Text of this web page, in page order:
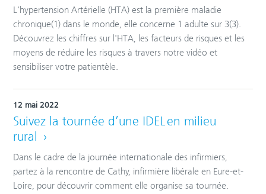
L'hypertension Artérielle (HTA) est la première maladie
chronique(1) dans le monde, elle concerne 1 adulte sur 3(3).
Découvrez les chiffres sur l'HTA, les facteurs de risques et les
moyens de réduire les risques à travers notre vidéo et
sensibiliser votre patientèle.
12 mai 2022
Suivez la tournée d’une IDEL en milieu
rural
Dans le cadre de la journée internationale des infirmiers,
partez à la rencontre de Cathy, infirmière libérale en Eure-et-
Loire, pour découvrir comment elle organise sa tournée.